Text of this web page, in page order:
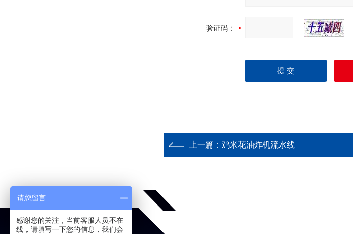
验证码：
上一篇： 鸡米花油炸机流水线
请您留言
感谢您的关注，当前客服人员不在
线，请填写一下您的信息，我们会